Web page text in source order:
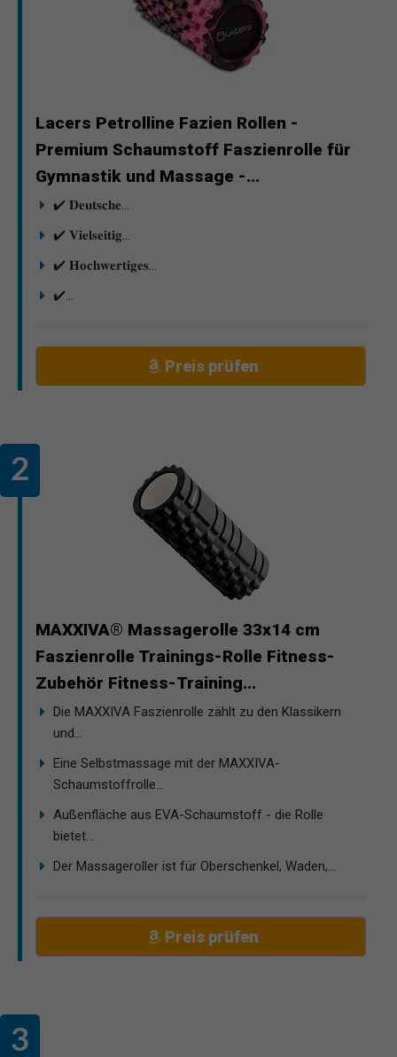
Lacers Petrolline Fazien Rollen -
Premium Schaumstoff Faszienrolle für
Gymnastik und Massage -...
✔️ 𝐃𝐞𝐮𝐭𝐬𝐜𝐡𝐞...
✔️ 𝐕𝐢𝐞𝐥𝐬𝐞𝐢𝐭𝐢𝐠...
✔️ 𝐇𝐨𝐜𝐡𝐰𝐞𝐫𝐭𝐢𝐠𝐞𝐬...
✔️...
Preis prüfen
MAXXIVA® Massagerolle 33x14 cm
Faszienrolle Trainings-Rolle Fitness-
Zubehör Fitness-Training...
Die MAXXIVA Faszienrolle zählt zu den Klassikern
und...
Eine Selbstmassage mit der MAXXIVA-
Schaumstoffrolle...
Außenfläche aus EVA-Schaumstoff - die Rolle
bietet...
Der Massageroller ist für Oberschenkel, Waden,...
Preis prüfen